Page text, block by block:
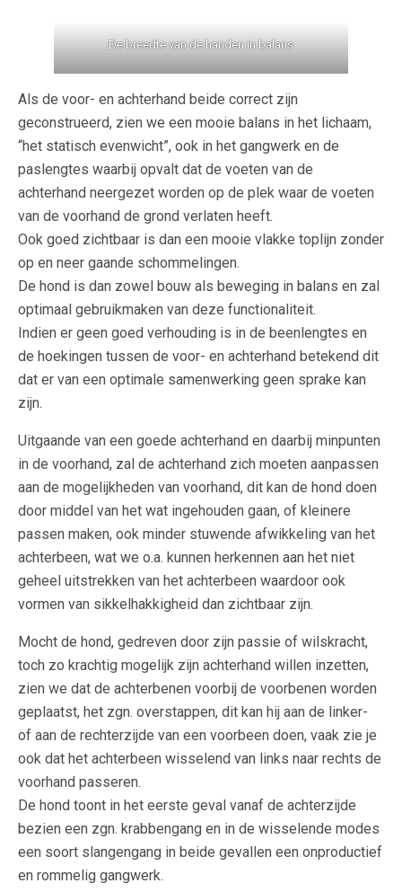
De breedte van de handen in balans
Als de voor- en achterhand beide correct zijn
geconstrueerd, zien we een mooie balans in het lichaam,
“het statisch evenwicht”, ook in het gangwerk en de
paslengtes waarbij opvalt dat de voeten van de
achterhand neergezet worden op de plek waar de voeten
van de voorhand de grond verlaten heeft.
Ook goed zichtbaar is dan een mooie vlakke toplijn zonder
op en neer gaande schommelingen.
De hond is dan zowel bouw als beweging in balans en zal
optimaal gebruikmaken van deze functionaliteit.
Indien er geen goed verhouding is in de beenlengtes en
de hoekingen tussen de voor- en achterhand betekend dit
dat er van een optimale samenwerking geen sprake kan
zijn.
Uitgaande van een goede achterhand en daarbij minpunten
in de voorhand, zal de achterhand zich moeten aanpassen
aan de mogelijkheden van voorhand, dit kan de hond doen
door middel van het wat ingehouden gaan, of kleinere
passen maken, ook minder stuwende afwikkeling van het
achterbeen, wat we o.a. kunnen herkennen aan het niet
geheel uitstrekken van het achterbeen waardoor ook
vormen van sikkelhakkigheid dan zichtbaar zijn.
Mocht de hond, gedreven door zijn passie of wilskracht,
toch zo krachtig mogelijk zijn achterhand willen inzetten,
zien we dat de achterbenen voorbij de voorbenen worden
geplaatst, het zgn. overstappen, dit kan hij aan de linker-
of aan de rechterzijde van een voorbeen doen, vaak zie je
ook dat het achterbeen wisselend van links naar rechts de
voorhand passeren.
De hond toont in het eerste geval vanaf de achterzijde
bezien een zgn. krabbengang en in de wisselende modes
een soort slangengang in beide gevallen een onproductief
en rommelig gangwerk.